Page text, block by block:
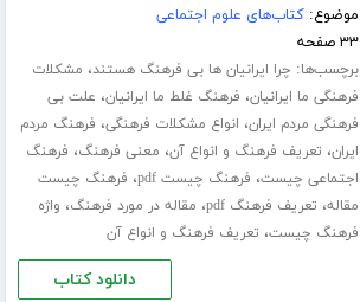
موضوع:کتاب‌های علوم اجتماعی
۳۳ صفحه
برچسب‌ها: چرا ایرانیان ها بی فرهنگ هستند، مشکلات
فرهنگی ما ایرانیان، فرهنگ غلط ما ایرانیان، علت بی
فرهنگی مردم ایران، انواع مشکلات فرهنگی، فرهنگ مردم
ایران، تعریف فرهنگ و انواع آن، معنی فرهنگ، فرهنگ
اجتماعی چیست، فرهنگ چیست pdf ، فرهنگ چیست
مقاله، تعریف فرهنگ pdf ، مقاله در مورد فرهنگ، واژه
فرهنگ چیست، تعریف فرهنگ و انواع آن
دانلود کتاب